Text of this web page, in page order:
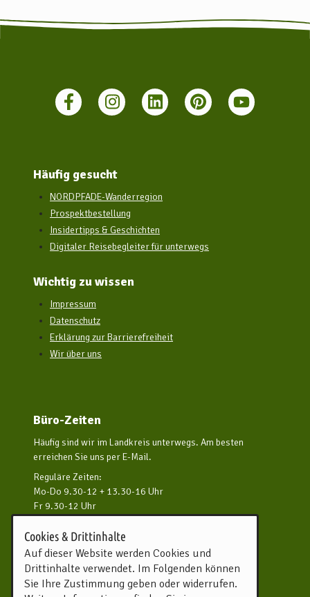
Häufig gesucht
NORDPFADE-Wanderregion
Prospektbestellung
Insidertipps & Geschichten
Digitaler Reisebegleiter für unterwegs
Wichtig zu wissen
Impressum
Datenschutz
Erklärung zur Barrierefreiheit
Wir über uns
Büro-Zeiten
Häufig sind wir im Landkreis unterwegs. Am besten
erreichen Sie uns per E-Mail.
Reguläre Zeiten:
Mo-Do 9.30-12 + 13.30-16 Uhr
Fr 9.30-12 Uhr
Kontakt aufnehmen
Touristikverband Landkreis
Rotenburg (Wümme) e.V.
Cookies & Drittinhalte
Auf dieser Website werden Cookies und
Drittinhalte verwendet. Im Folgenden können
Sie Ihre Zustimmung geben oder widerrufen.